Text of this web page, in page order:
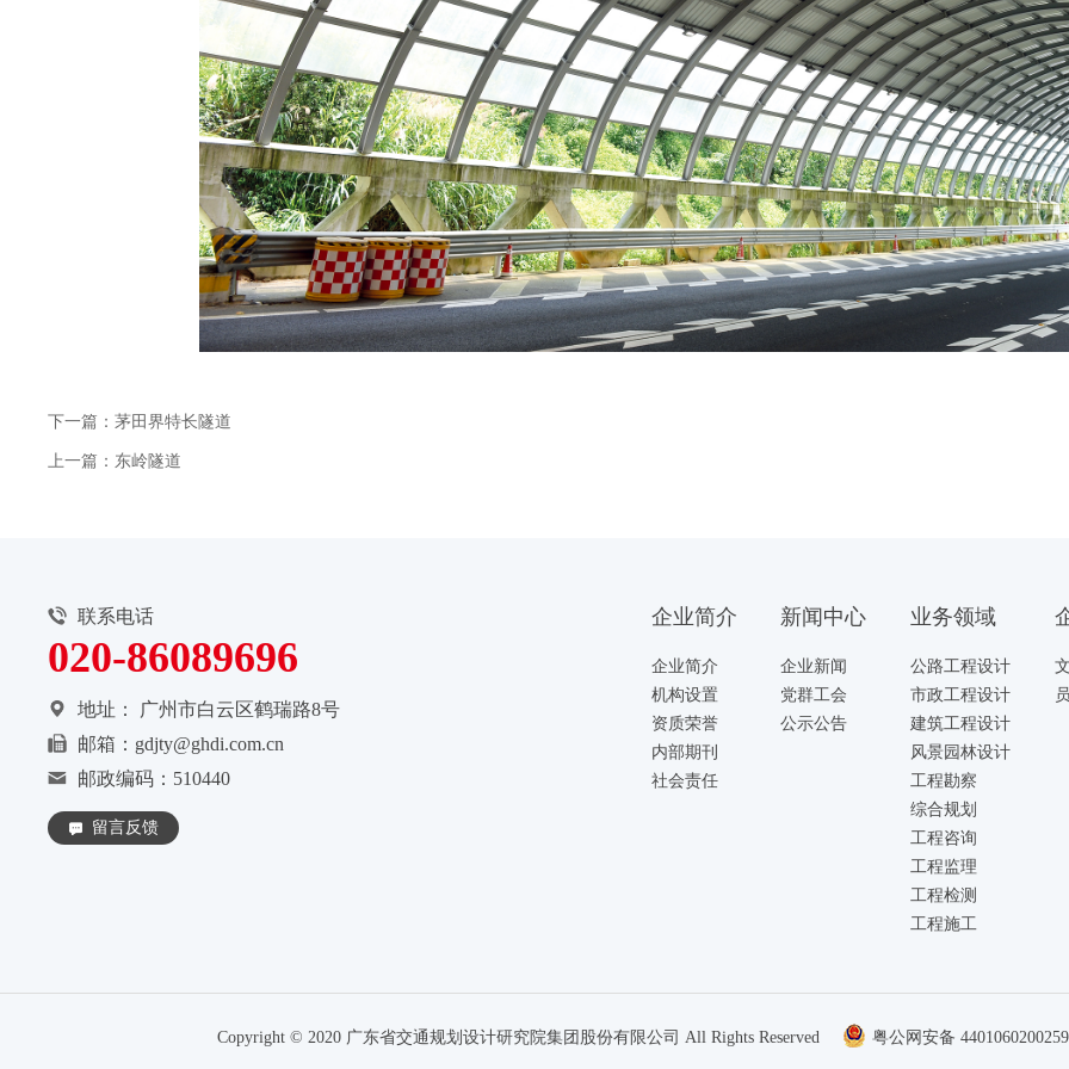
下一篇：茅田界特长隧道
上一篇：东岭隧道
联系电话
020-86089696
地址： 广州市白云区鹤瑞路8号
邮箱：gdjty@ghdi.com.cn
邮政编码：510440
留言反馈
企业简介
企业简介
机构设置
资质荣誉
内部期刊
社会责任
新闻中心
企业新闻
党群工会
公示公告
业务领域
公路工程设计
市政工程设计
建筑工程设计
风景园林设计
工程勘察
综合规划
工程咨询
工程监理
工程检测
工程施工
Copyright © 2020 广东省交通规划设计研究院集团股份有限公司 All Rights Reserved 粤公网安备